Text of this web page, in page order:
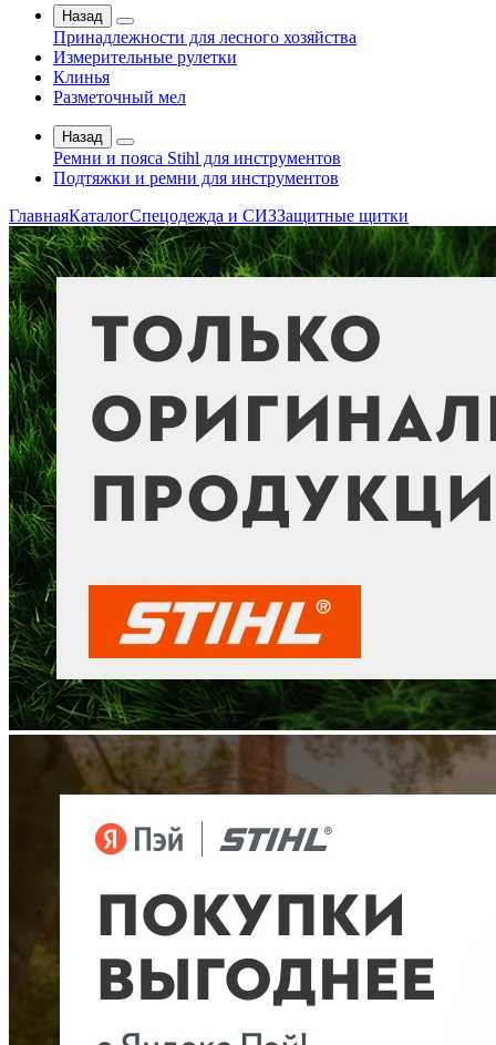
Назад
Принадлежности для лесного хозяйства
Измерительные рулетки
Клинья
Разметочный мел
Назад
Ремни и пояса Stihl для инструментов
Подтяжки и ремни для инструментов
ГлавнаяКаталогСпецодежда и СИЗЗащитные щитки